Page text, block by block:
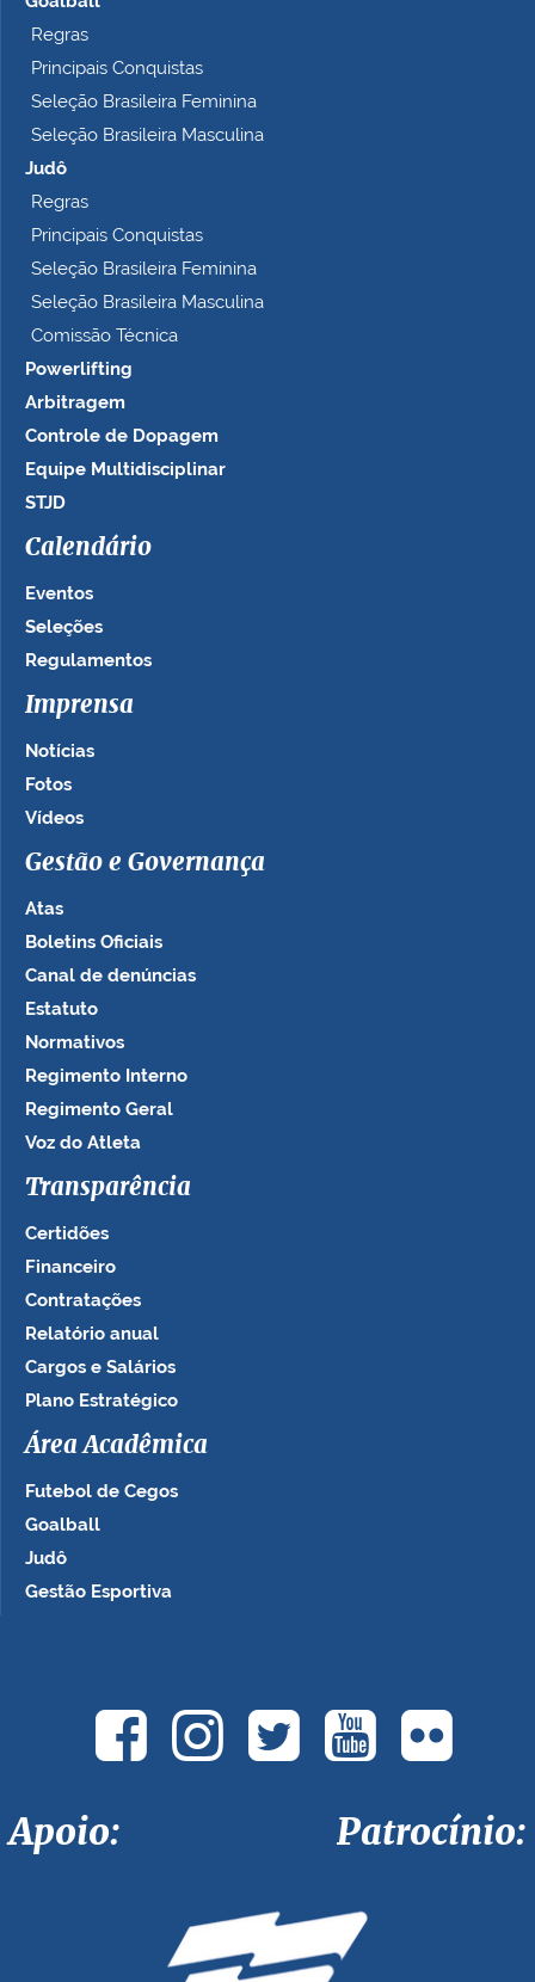
Regras
Principais Conquistas
Seleção Brasileira Feminina
Seleção Brasileira Masculina
Judô
Regras
Principais Conquistas
Seleção Brasileira Feminina
Seleção Brasileira Masculina
Comissão Técnica
Powerlifting
Arbitragem
Controle de Dopagem
Equipe Multidisciplinar
STJD
Calendário
Eventos
Seleções
Regulamentos
Imprensa
Notícias
Fotos
Vídeos
Gestão e Governança
Atas
Boletins Oficiais
Canal de denúncias
Estatuto
Normativos
Regimento Interno
Regimento Geral
Voz do Atleta
Transparência
Certidões
Financeiro
Contratações
Relatório anual
Cargos e Salários
Plano Estratégico
Área Acadêmica
Futebol de Cegos
Goalball
Judô
Gestão Esportiva
Apoio: Patrocínio: